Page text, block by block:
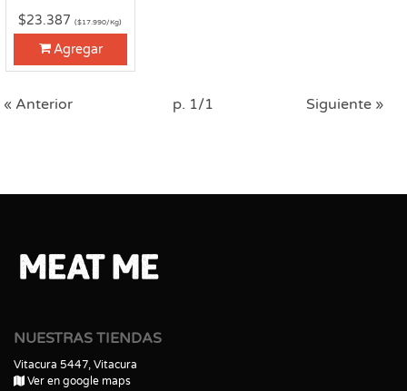
$23.387($17.990/Kg)
Agregar
« Anterior p. 1/1 Siguiente »
NUESTRAS TIENDAS
Vitacura 5447, Vitacura
Ver en google maps